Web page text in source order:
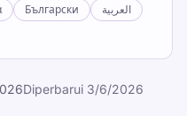
Български
العربية
Diperbarui 3/6/2026